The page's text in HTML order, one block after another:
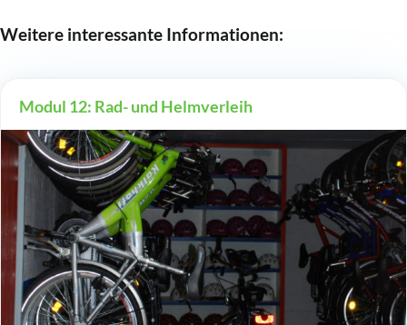
Weitere interessante Informationen:
Modul 12: Rad- und Helmverleih